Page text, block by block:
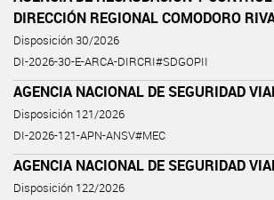
DIRECCIÓN REGIONAL COMODORO
Disposición 30/2026
DI-2026-30-E-ARCA-DIRCRI#SDGOPII
AGENCIA NACIONAL DE SEGURIDAD
Disposición 121/2026
DI-2026-121-APN-ANSV#MEC
AGENCIA NACIONAL DE SEGURIDAD
Disposición 122/2026